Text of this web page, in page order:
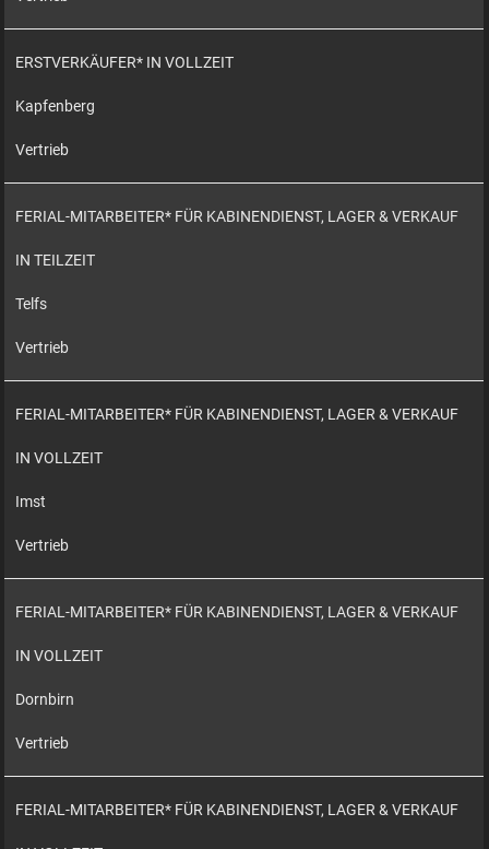
ERSTVERKÄUFER* IN VOLLZEIT
Kapfenberg
Vertrieb
FERIAL-MITARBEITER* FÜR KABINENDIENST, LAGER & VERKAUF
IN TEILZEIT
Telfs
Vertrieb
FERIAL-MITARBEITER* FÜR KABINENDIENST, LAGER & VERKAUF
IN VOLLZEIT
Imst
Vertrieb
FERIAL-MITARBEITER* FÜR KABINENDIENST, LAGER & VERKAUF
IN VOLLZEIT
Dornbirn
Vertrieb
FERIAL-MITARBEITER* FÜR KABINENDIENST, LAGER & VERKAUF